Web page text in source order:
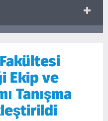
Ekip ve
Tanışma